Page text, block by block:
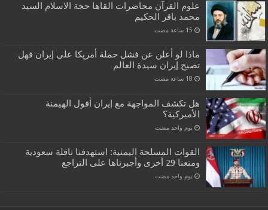
علوم القرآن محاضرات القاها حجة الاسلام السيد
محمد باقر الحكيم
ماذا لو أعلن عن فشل حملة أمريكا على إيران فهل
تصبح إيران سيدة العالم
هل تكشف المواجهة مع إيران أفول الهيمنة
الأميركية؟
‏يوم واحد مضت
القوات المسلحة اليمنية: استهدفنا ناقلة سعودية
ومنعنا 29 أخرى وأجبرناها على التراجع
‏يوم واحد مضت